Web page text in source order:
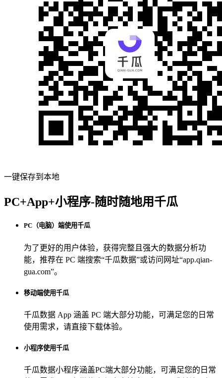
一键保存到本地
PC+App+小程序-随时随地用千瓜
PC（电脑）端使用千瓜
为了更好的用户体验，获得完整且强大的数据分析功
能，推荐在 PC 端搜索“千瓜数据”或访问网址“app.qian-
gua.com”。
移动端使用千瓜
千瓜数据 App 涵盖 PC 端大部分功能，可满足您的日常
使用需求，请直接下载体验。
小程序使用千瓜
千瓜数据小程序涵盖PC端大部分功能，可满足您的日常